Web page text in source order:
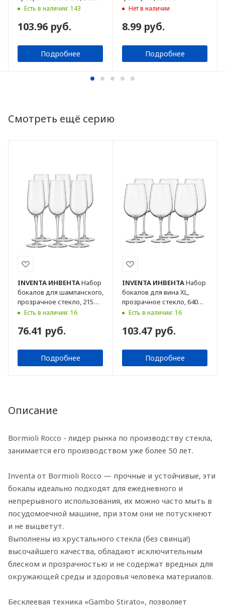
мл, 4 шт
Есть в наличии: 143
103.96 руб.
Подробнее
Нет в наличии
8.99 руб.
Подробнее
Смотреть ещё серию
INVENTA ИНВЕНТАНабор
бокалов для шампанского,
прозрачное стекло, 215
мл, 6 шт
Есть в наличии: 16
76.41 руб.
Подробнее
INVENTA ИНВЕНТАНабор
бокалов для вина XL,
прозрачное стекло, 640
мл, 6 шт
Есть в наличии: 16
103.47 руб.
Подробнее
Описание
Bormioli Rocco - лидер рынка по производству стекла,
занимается его производством уже более 50 лет.
Inventa от Bormioli Rocco — прочные и устойчивые, эти
бокалы идеально подходят для ежедневного и
непрерывного использования, их можно часто мыть в
посудомоечной машине, при этом они не потускнеют
и не выцветут.
Выполнены из хрустального стекла (без свинца!)
высочайшего качества, обладают исключительным
блеском и прозрачностью и не содержат вредных для
окружающей среды и здоровья человека материалов.
Бесклеевая техника «Gambo Stirato», позволяет